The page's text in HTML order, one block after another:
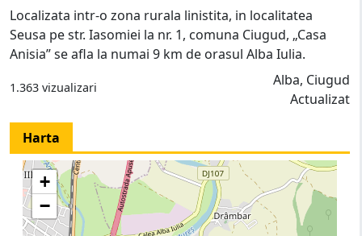
Localizata intr-o zona rurala linistita, in localitatea
Seusa pe str. Iasomiei la nr. 1, comuna Ciugud, „Casa
Anisia” se afla la numai 9 km de orasul Alba Iulia.
1.363 vizualizari
Alba, Ciugud
Actualizat
Harta
+
−